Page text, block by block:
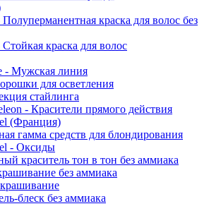
краска для волос без
краска для волос
- Мужская линия
для осветления
стайлинга
- Красители прямого действия
(Франция)
гамма средств для блондирования
- Оксиды
краситель тон в тон без аммиака
без аммиака
блеск без аммиака